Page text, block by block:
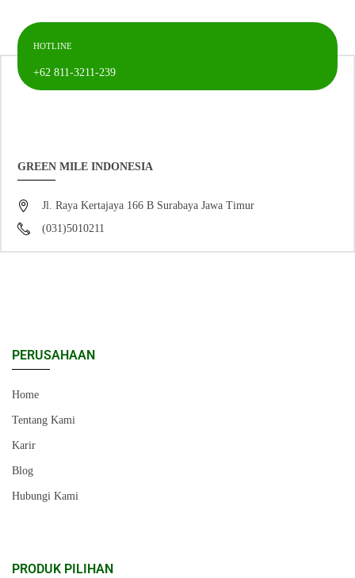
HOTLINE
+62 811-3211-239
GREEN MILE INDONESIA
Jl. Raya Kertajaya 166 B Surabaya Jawa Timur
(031)5010211
PERUSAHAAN
Home
Tentang Kami
Karir
Blog
Hubungi Kami
PRODUK PILIHAN